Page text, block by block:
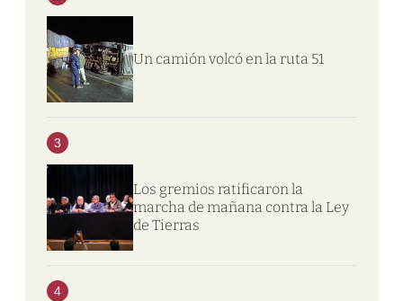
Un camión volcó en la ruta 51
3
Los gremios ratificaron la
marcha de mañana contra la Ley
de Tierras
4